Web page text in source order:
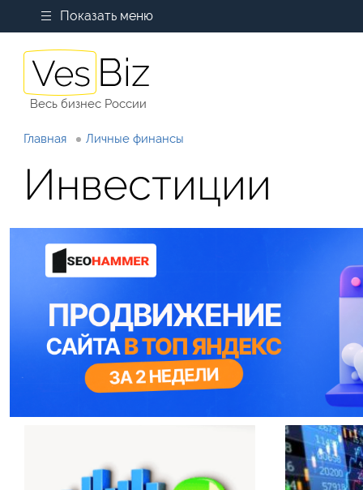
Показать меню
Весь бизнес России
Главная Личные финансы
Инвестиции